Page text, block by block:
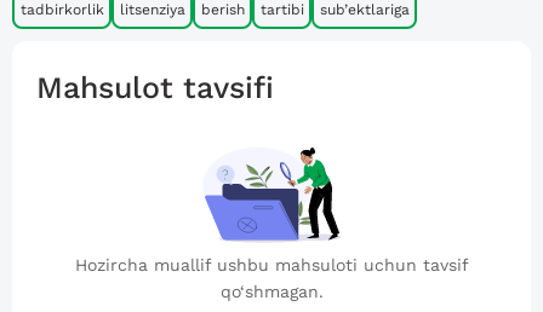
tadbirkorlik litsenziya berish tartibi sub’ektlariga
Mahsulot tavsifi
Hozircha muallif ushbu mahsuloti uchun tavsif
qo‘shmagan.